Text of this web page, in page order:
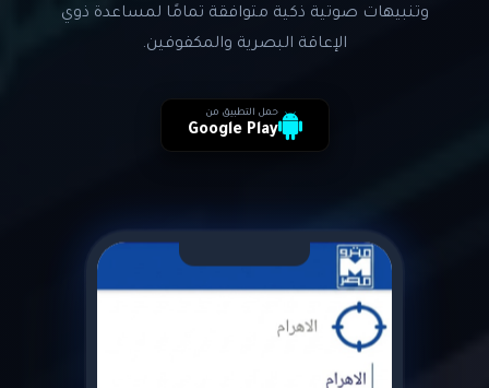
وتنبيهات صوتية ذكية متوافقة تمامًا لمساعدة ذوي
الإعاقة البصرية والمكفوفين.
حمل التطبيق من
Google Play